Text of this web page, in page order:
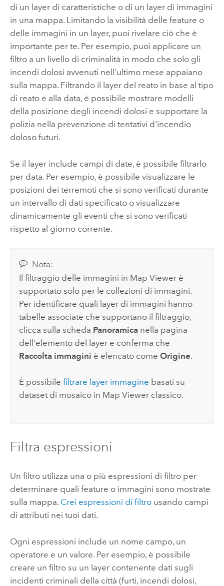
di un layer di caratteristiche o di un layer di immagini
in una mappa. Limitando la visibilità delle feature o
delle immagini in un layer, puoi rivelare ciò che è
importante per te.Per esempio, puoi applicare un
filtro a un livello di criminalità in modo che solo gli
incendi dolosi avvenuti nell'ultimo mese appaiano
sulla mappa. Filtrando il layer del reato in base al tipo
di reato e alla data, è possibile mostrare modelli
della posizione degli incendi dolosi e supportare la
polizia nella prevenzione di tentativi d'incendio
doloso futuri.
Se il layer include campi di date, è possibile filtrarlo
per data. Per esempio, è possibile visualizzare le
posizioni dei terremoti che si sono verificati durante
un intervallo di dati specificato o visualizzare
dinamicamente gli eventi che si sono verificati
rispetto al giorno corrente.
Nota:
Il filtraggio delle immagini in Map Viewer è
supportato solo per le collezioni di immagini.
Per identificare quali layer di immagini hanno
tabelle associate che supportano il filtraggio,
clicca sulla scheda Panoramica nella pagina
dell'elemento del layer e conferma che
Raccolta immagini è elencato comeOrigine.
È possibilefiltrare layer immagine basati su
dataset di mosaico in Map Viewer classico.
Filtra espressioni
Un filtro utilizza una o più espressioni di filtro per
determinare quali feature o immagini sono mostrate
sulla mappa. Crei espressioni di filtrousando campi
di attributi nei tuoi dati.
Ogni espressioni include un nome campo, un
operatore e un valore. Per esempio, è possibile
creare un filtro su un layer contenente dati sugli
incidenti criminali della città (furti, incendi dolosi,